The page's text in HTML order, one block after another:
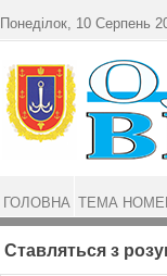
Ставляться з
Понеділок, 10 Серпень
ГОЛОВНА ТЕМА